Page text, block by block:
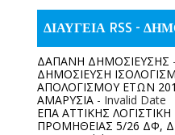
ΔΙΑΥΓΕΙΑ RSS -
ΔΑΠΑΝΗ ΔΗΜΟΣΙΕΥΣΗΣ
ΔΗΜΟΣΙΕΥΣΗ
ΑΠΟΛΟΓΙΣΜΟΥ ΕΤΩΝ
ΑΜΑΡΥΣΙΑ - Invalid Date
ΕΠΑ ΑΤΤΙΚΗΣ
ΠΡΟΜΗΘΕΙΑΣ 5/26 ΔΦ,